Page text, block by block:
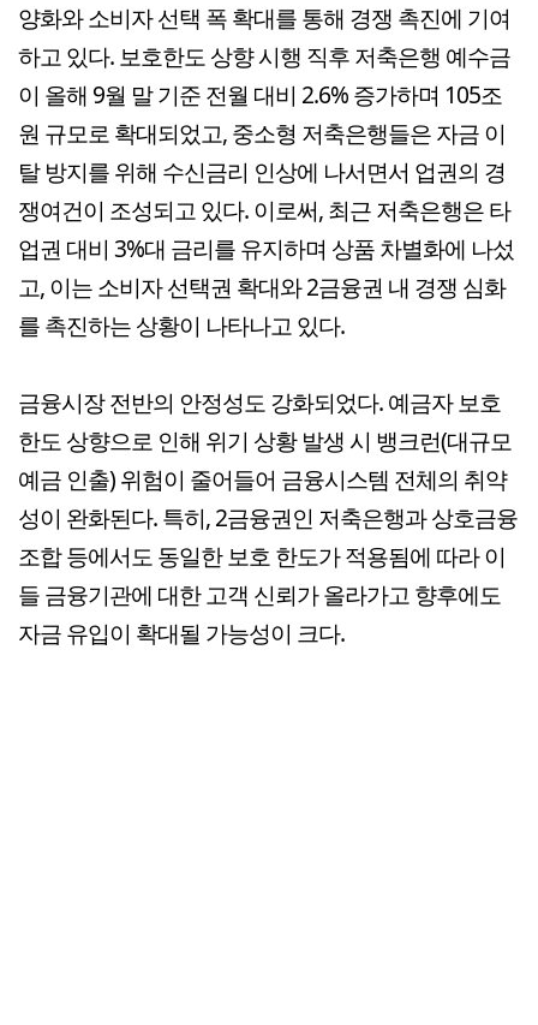
양화와 소비자 선택 폭 확대를 통해 경쟁 촉진에 기여
하고 있다. 보호한도 상향 시행 직후 저축은행 예수금
이 올해 9월 말 기준 전월 대비 2.6% 증가하며 105조
원 규모로 확대되었고, 중소형 저축은행들은 자금 이
탈 방지를 위해 수신금리 인상에 나서면서 업권의 경
쟁여건이 조성되고 있다. 이로써, 최근 저축은행은 타
업권 대비 3%대 금리를 유지하며 상품 차별화에 나섰
고, 이는 소비자 선택권 확대와 2금융권 내 경쟁 심화
를 촉진하는 상황이 나타나고 있다.
금융시장 전반의 안정성도 강화되었다. 예금자 보호
한도 상향으로 인해 위기 상황 발생 시 뱅크런(대규모
예금 인출) 위험이 줄어들어 금융시스템 전체의 취약
성이 완화된다. 특히, 2금융권인 저축은행과 상호금융
조합 등에서도 동일한 보호 한도가 적용됨에 따라 이
들 금융기관에 대한 고객 신뢰가 올라가고 향후에도
자금 유입이 확대될 가능성이 크다.